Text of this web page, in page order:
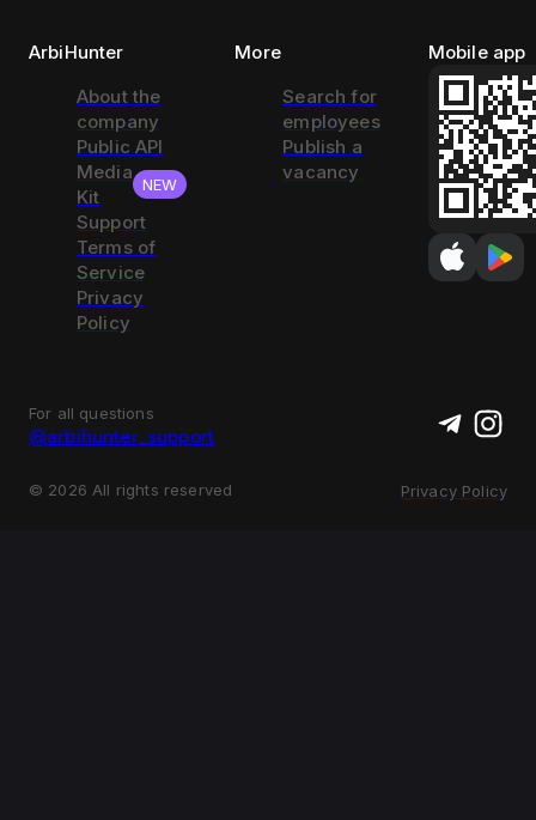
ArbiHunter
About the
company
Public API
Media
Kit
NEW
Support
Terms of
Service
Privacy
Policy
More
Search for
employees
Publish a
vacancy
Mobile app
For all questions
@arbihunter_support
© 2026 All rights reserved Privacy Policy